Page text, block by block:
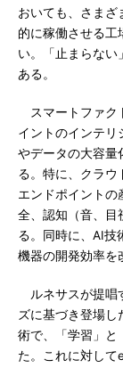
おいても、さまざ
的に稼働させる工
い。「止まらない
ある。
スマートファク
イントのインテリ
やデータの大容量
る。特に、クラウ
エンドポイントの
全、認知（音、目
る。同時に、AI技
機器の開発効率を
ルネサスが提唱
ズに基づき登場
術で、「学習」と
た。これに対し